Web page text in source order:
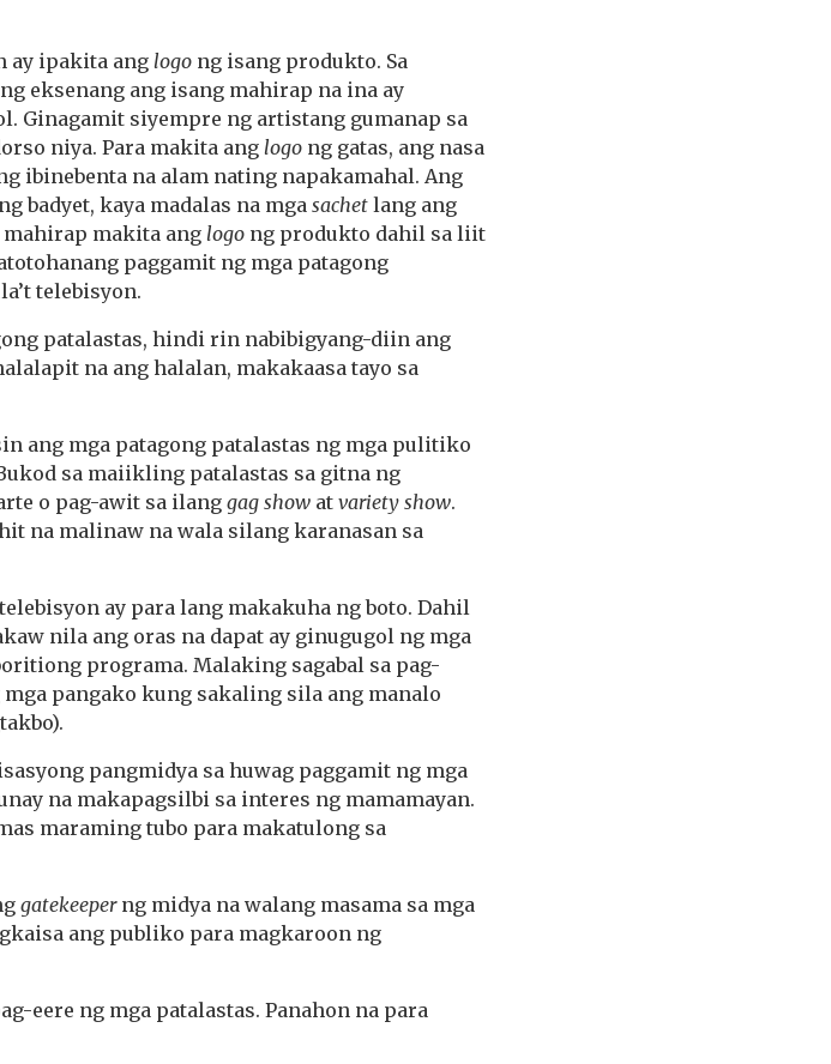
ay ipakita ang logo ng isang produkto. Sa
eksenang ang isang mahirap na ina ay
Ginagamit siyempre ng artistang gumanap sa
niya. Para makita ang logo ng gatas, ang nasa
ibinebenta na alam nating napakamahal. Ang
badyet, kaya madalas na mga sachet lang ang
makita ang logo ng produkto dahil sa liit
paggamit ng mga patagong
telebisyon.
patalastas, hindi rin nabibigyang-diin ang
na ang halalan, makakaasa tayo sa
ang mga patagong patalastas ng mga pulitiko
sa maiikling patalastas sa gitna ng
o pag-awit sa ilanggag show at variety show.
na malinaw na wala silang karanasan sa
ay para lang makakuha ng boto. Dahil
nila ang oras na dapat ay ginugugol ng mga
programa. Malaking sagabal sa pag-
pangako kung sakaling sila ang manalo
pangmidya sa huwag paggamit ng mga
na makapagsilbi sa interes ng mamamayan.
maraming tubo para makatulong sa
gatekeeperng midya na walang masama sa mga
ang publiko para magkaroon ng
eere ng mga patalastas. Panahon na para